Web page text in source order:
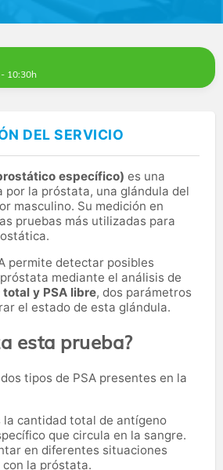
10:30h
DEL SERVICIO
específico) es una
por la próstata, una glándula del
masculino. Su medición en
pruebas más utilizadas para
permite detectar posibles
mediante el análisis de
total y PSA libre, dos parámetros
el estado de esta glándula.
esta prueba?
tipos de PSA presentes en la
la cantidad total de antígeno
que circula en la sangre.
en diferentes situaciones
la próstata.